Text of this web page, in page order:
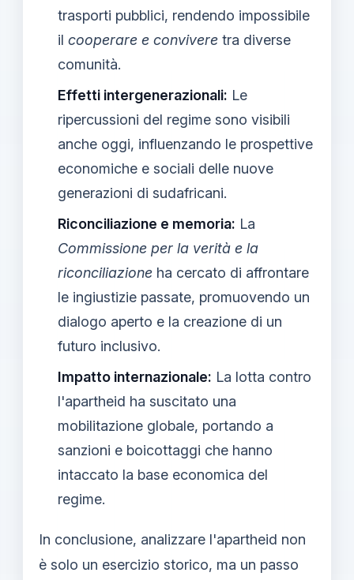
trasporti pubblici, rendendo impossibile
il cooperare e convivere tra diverse
comunità.
Effetti intergenerazionali: Le
ripercussioni del regime sono visibili
anche oggi, influenzando le prospettive
economiche e sociali delle nuove
generazioni di sudafricani.
Riconciliazione e memoria: La
Commissione per la verità e la
riconciliazione ha cercato di affrontare
le ingiustizie passate, promuovendo un
dialogo aperto e la creazione di un
futuro inclusivo.
Impatto internazionale: La lotta contro
l'apartheid ha suscitato una
mobilitazione globale, portando a
sanzioni e boicottaggi che hanno
intaccato la base economica del
regime.
In conclusione, analizzare l'apartheid non
è solo un esercizio storico, ma un passo